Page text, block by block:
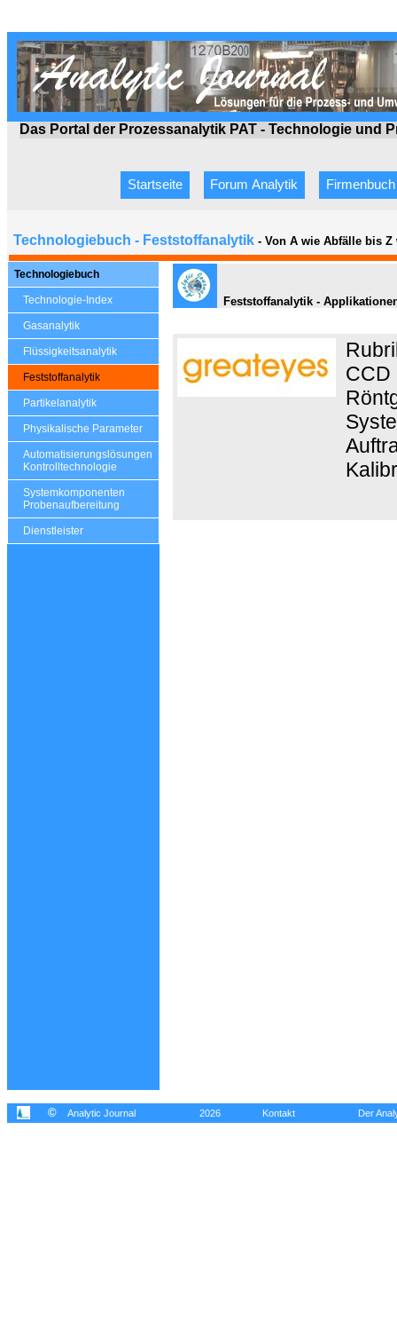
Das Portal der Prozessanalytik PAT - Technologie und
Startseite Forum Analytik Firmenbuch
Technologiebuch - Feststoffanalytik - Von A wie Abfälle bis Z
Technologiebuch
Technologie-Index
Gasanalytik
Flüssigkeitsanalytik
Feststoffanalytik
Partikelanalytik
Physikalische Parameter
Automatisierungslösungen
Kontrolltechnologie
Systemkomponenten
Probenaufbereitung
Dienstleister
Feststoffanalytik -
CCD
© Analytic Journal 2026 Kontakt Der